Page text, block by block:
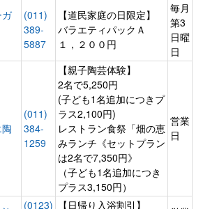
(011)
389-
5887
【道民家庭の日限定】
バラエティパックＡ
１，２００円
毎月
第3
日曜
日
(011)
384-
1259
【親子陶芸体験】
2名で5,250円
(子ども1名追加につきプ
ラス2,100円)
レストラン食祭「畑の恵
みランチ《セットプラン
は2名で7,350円》
（子ども1名追加につき
プラス3,150円）
営業
日
(0123)
【日帰り入浴割引】